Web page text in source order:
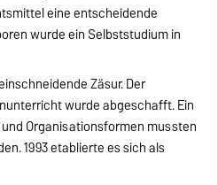
eine entscheidende
wurde ein Selbststudium in
Zäsur. Der
wurde abgeschafft. Ein
Organisationsformen mussten
1993 etablierte es sich als